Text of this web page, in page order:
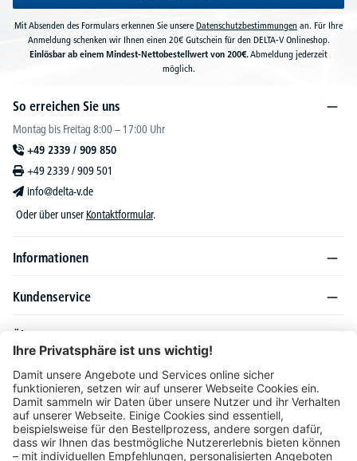
Mit Absenden des Formulars erkennen Sie unsere Datenschutzbestimmungen an. Für Ihre
Anmeldung schenken wir Ihnen einen 20€ Gutschein für den DELTA-V Onlineshop.
Einlösbar ab einem Mindest-Nettobestellwert von 200€.Abmeldung jederzeit
möglich.
So erreichen Sie uns
Montag bis Freitag 8:00 – 17:00 Uhr
+49 2339 / 909 850
+49 2339 / 909 501
info@delta-v.de
Oder über unser Kontaktformular.
Informationen
Kundenservice
Über DELTA-V
Produktsortiment
Ratgeber